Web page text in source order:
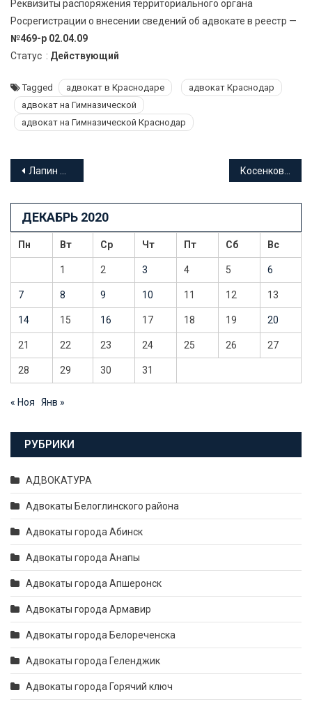
Реквизиты распоряжения территориального органа
Росрегистрации о внесении сведений об адвокате в реестр —
№469-р 02.04.09
Статус : Действующий
Tagged адвокат в Краснодаре
адвокат Краснодар
адвокат на Гимназической
адвокат на Гимназической Краснодар
Навигация
по
записям
Лапин Вадим Валентинович адвокат Краснодарского края
ДЕКАБРЬ 2020
Пн Вт Ср Чт Пт Сб Вс
1 2 3 4 5 6
7 8 9 10 11 12 13
14 15 16 17 18 19 20
21 22 23 24 25 26 27
28 29 30 31
« Ноя Янв »
РУБРИКИ
АДВОКАТУРА
Адвокаты Белоглинского района
Адвокаты города Абинск
Адвокаты города Анапы
Адвокаты города Апшеронск
Адвокаты города Армавир
Адвокаты города Белореченска
Адвокаты города Геленджик
Адвокаты города Горячий ключ